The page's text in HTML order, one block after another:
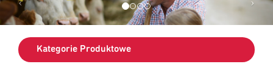
Kategorie Produktowe